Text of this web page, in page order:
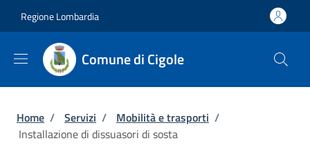
Regione Lombardia
Comune di Cigole
Briciole di pane
Home / Servizi / Mobilità e trasporti /
Installazione di dissuasori di sosta